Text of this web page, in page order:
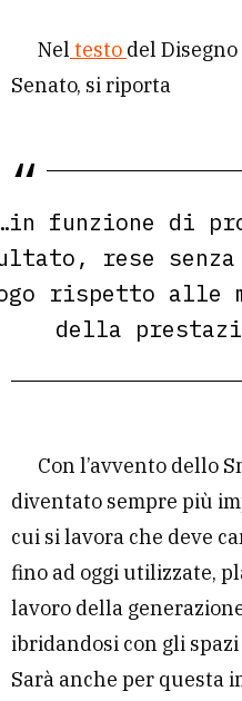
Nel testo del Disegno
Senato, si riporta
funzione di
rese
rispetto alle
della
Con l’avvento dello
diventato sempre più
cui si lavora che deve
fino ad oggi utilizzate,
lavoro della
ibridandosi con gli
Sarà anche per questa